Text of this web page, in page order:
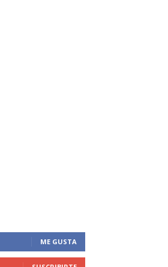
ME GUSTA